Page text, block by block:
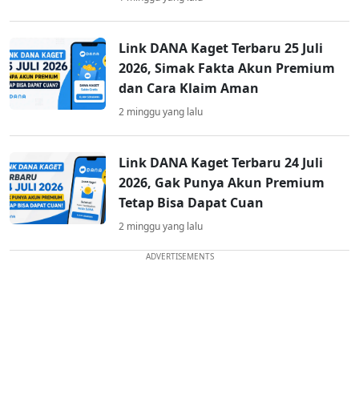
Link DANA Kaget Terbaru 25 Juli
2026, Simak Fakta Akun Premium
dan Cara Klaim Aman
2 minggu yang lalu
Link DANA Kaget Terbaru 24 Juli
2026, Gak Punya Akun Premium
Tetap Bisa Dapat Cuan
2 minggu yang lalu
ADVERTISEMENTS